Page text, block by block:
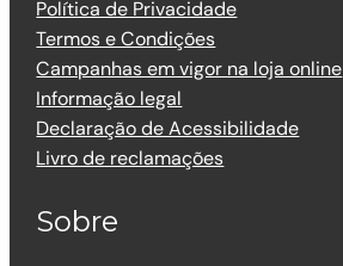
Política de Privacidade
Termos e Condições
Campanhas em vigor na loja online
Informação legal
Declaração de Acessibilidade
Livro de reclamações
Sobre